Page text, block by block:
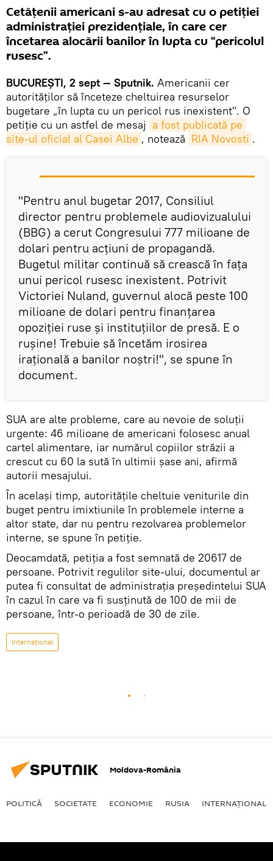
Cetățenii americani s-au adresat cu o petiției
administrației prezidențiale, în care cer
încetarea alocării banilor în lupta cu “pericolul
rusesc”.
BUCUREȘTI, 2 sept — Sputnik. Americanii cer
autorităților să înceteze cheltuirea resurselor
bugetare „în lupta cu un pericol rus inexistent". O
petiție cu un astfel de mesaj a fost publicată pe
site-ul oficial al Casei Albe , notează RIA Novosti .
"Pentru anul bugetar 2017, Consiliul
director pentru problemele audiovizualului
(BBG) a cerut Congresului 777 milioane de
dolari pentru acțiuni de propagandă.
Bugetul militar continuă să crească în fața
unui pericol rusesc inexistent. Potrivit
Victoriei Nuland, guvernul alocă peste 100
milioane de dolari pentru finanțarea
opoziției ruse și instituțiilor de presă. E o
rușine! Trebuie să încetăm irosirea
irațională a banilor noștri!", se spune în
document.
SUA are alte probleme, care au nevoie de soluții
urgente: 46 milioane de americani folosesc anual
cartel alimentare, iar numărul copiilor străzii a
crescut cu 60 la sută în ultimii șase ani, afirmă
autorii mesajului.
În același timp, autoritățile cheltuie veniturile din
buget pentru imixtiunile în problemele interne a
altor state, dar nu pentru rezolvarea problemelor
interne, se spune în petiție.
Deocamdată, petiția a fost semnată de 20617 de
persoane. Potrivit regulilor site-ului, documentul ar
putea fi consultat de administrația președintelui SUA
în cazul în care va fi susținută de 100 de mii de
persoane, într-o perioadă de 30 de zile.
Internaţional
Moldova-România
POLITICĂ SOCIETATE ECONOMIE RUSIA INTERNAŢIONAL